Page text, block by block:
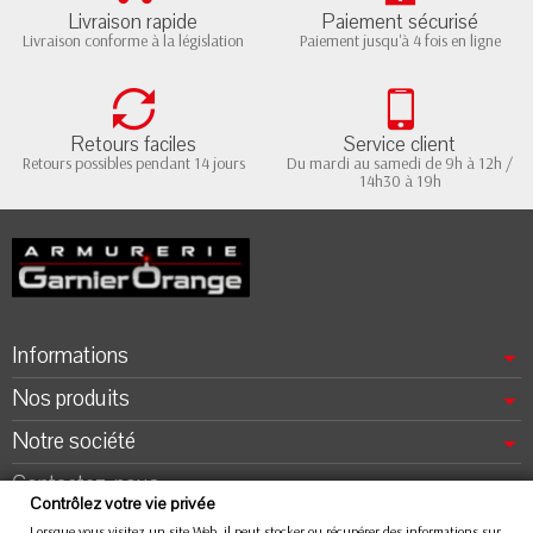
Livraison rapide
Livraison conforme à la législation
Paiement sécurisé
Paiement jusqu'à 4 fois en ligne
Retours faciles
Retours possibles pendant 14 jours
Service client
Du mardi au samedi de 9h à 12h /
14h30 à 19h
Informations
Nos produits
Notre société
Contactez-nous
Contrôlez votre vie privée